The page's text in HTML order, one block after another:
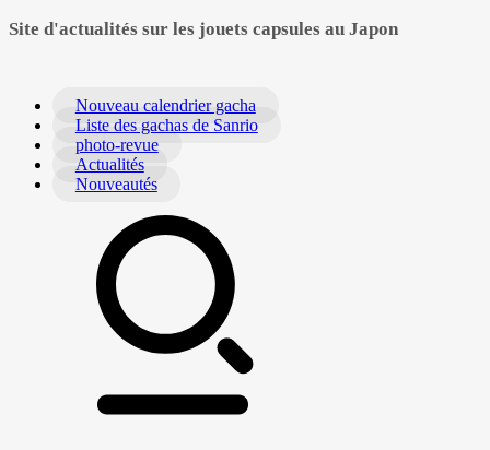
Site d'actualités sur les jouets capsules au Japon
Nouveau calendrier gacha
Liste des gachas de Sanrio
photo-revue
Actualités
Nouveautés